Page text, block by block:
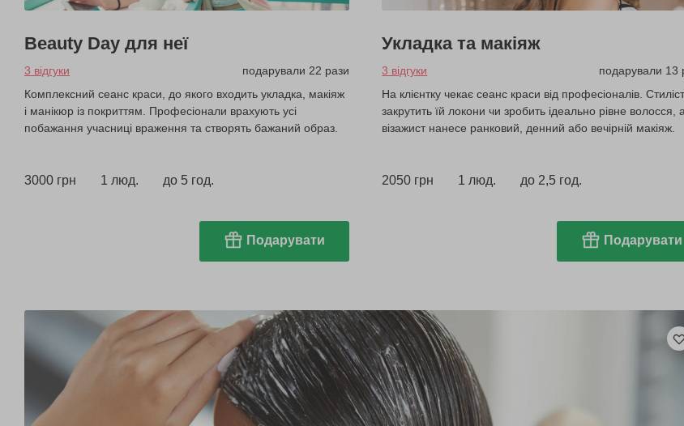
Beauty Day для неї
3 відгуки
подарували 22 рази
Комплексний сеанс краси, до якого входить укладка, макіяж
і манікюр із покриттям. Професіонали врахують усі
побажання учасниці враження та створять бажаний образ.
3000 грн 1 люд. до 5 год.
Подарувати
Укладка та макіяж
3 відгуки
подарували 13
На клієнтку чекає сеанс краси від професіоналів. Стиліст
закрутить їй локони чи зробить ідеально рівне волосся,
візажист нанесе ранковий, денний або вечірній макіяж.
2050 грн 1 люд. до 2,5 год.
Подарувати